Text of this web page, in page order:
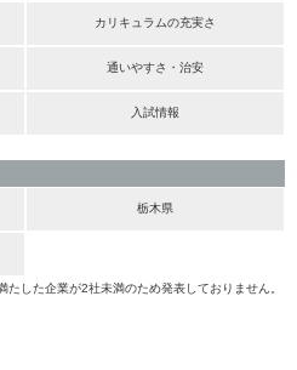
カリキュラムの充実さ
通いやすさ・治安
入試情報
栃木県
した企業が2社未満のため発表しておりません。